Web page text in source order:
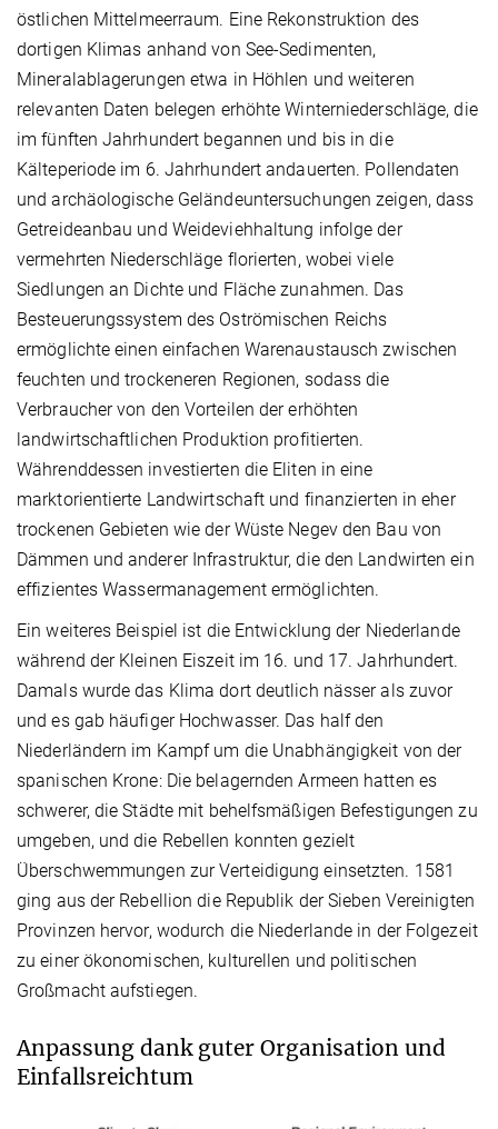
östlichen Mittelmeerraum. Eine Rekonstruktion des
dortigen Klimas anhand von See-Sedimenten,
Mineralablagerungen etwa in Höhlen und weiteren
relevanten Daten belegen erhöhte Winterniederschläge, die
im fünften Jahrhundert begannen und bis in die
Kälteperiode im 6. Jahrhundert andauerten. Pollendaten
und archäologische Geländeuntersuchungen zeigen, dass
Getreideanbau und Weideviehhaltung infolge der
vermehrten Niederschläge florierten, wobei viele
Siedlungen an Dichte und Fläche zunahmen. Das
Besteuerungssystem des Oströmischen Reichs
ermöglichte einen einfachen Warenaustausch zwischen
feuchten und trockeneren Regionen, sodass die
Verbraucher von den Vorteilen der erhöhten
landwirtschaftlichen Produktion profitierten.
Währenddessen investierten die Eliten in eine
marktorientierte Landwirtschaft und finanzierten in eher
trockenen Gebieten wie der Wüste Negev den Bau von
Dämmen und anderer Infrastruktur, die den Landwirten ein
effizientes Wassermanagement ermöglichten.
Ein weiteres Beispiel ist die Entwicklung der Niederlande
während der Kleinen Eiszeit im 16. und 17. Jahrhundert.
Damals wurde das Klima dort deutlich nässer als zuvor
und es gab häufiger Hochwasser. Das half den
Niederländern im Kampf um die Unabhängigkeit von der
spanischen Krone: Die belagernden Armeen hatten es
schwerer, die Städte mit behelfsmäßigen Befestigungen zu
umgeben, und die Rebellen konnten gezielt
Überschwemmungen zur Verteidigung einsetzten. 1581
ging aus der Rebellion die Republik der Sieben Vereinigten
Provinzen hervor, wodurch die Niederlande in der Folgezeit
zu einer ökonomischen, kulturellen und politischen
Großmacht aufstiegen.
Anpassung dank guter Organisation und
Einfallsreichtum